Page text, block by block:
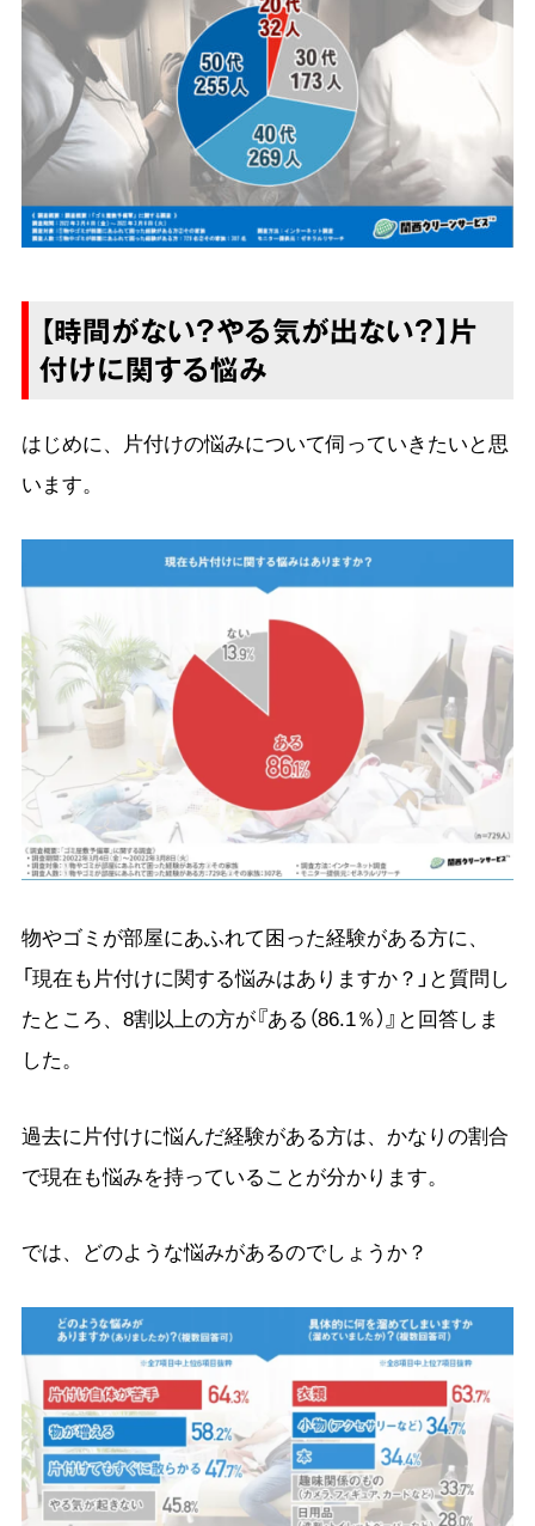
【時間がない？やる気が出ない？】片
付けに関する悩み
はじめに、片付けの悩みについて伺っていきたいと思
います。
物やゴミが部屋にあふれて困った経験がある方に、
「現在も片付けに関する悩みはありますか？」と質問し
たところ、8割以上の方が『ある（86.1％）』と回答しま
した。
過去に片付けに悩んだ経験がある方は、かなりの割合
で現在も悩みを持っていることが分かります。
では、どのような悩みがあるのでしょうか？